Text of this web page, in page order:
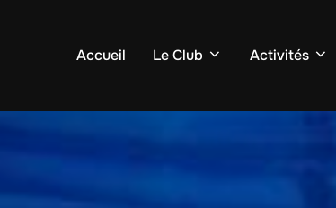
Accueil Le Club Activités